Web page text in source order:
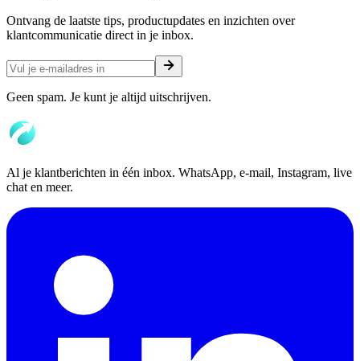
Ontvang de laatste tips, productupdates en inzichten over
klantcommunicatie direct in je inbox.
Geen spam. Je kunt je altijd uitschrijven.
Al je klantberichten in één inbox. WhatsApp, e-mail, Instagram, live
chat en meer.